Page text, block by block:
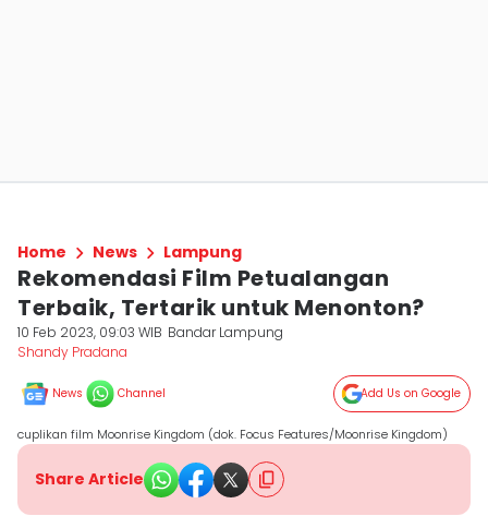
Home News Lampung
Rekomendasi Film Petualangan
Terbaik, Tertarik untuk Menonton?
10 Feb 2023, 09:03 WIB Bandar Lampung
Shandy Pradana
News Channel Add Us on Google
cuplikan film Moonrise Kingdom (dok. Focus Features/Moonrise Kingdom)
Share Article